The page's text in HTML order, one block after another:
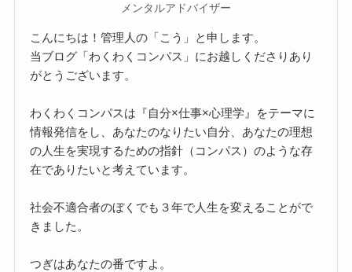
メンタルアドバイザー
こんにちは！管理人の「こう」と申します。
当ブログ「わくわくコンパス」にお越しくださりあり
がとうございます。
わくわくコンパスは『自分×仕事×心理学』をテーマに
情報発信をし、あなたのなりたい自分、あなたの理想
の人生を実現するための指針（コンパス）のような存
在でありたいと考えています。
社会不適合者のぼくでも３年で人生を変えることがで
きました。
つぎはあなたの番ですよ。